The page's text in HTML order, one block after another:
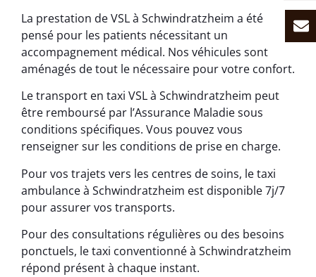
La prestation de VSL à Schwindratzheim a été
pensé pour les patients nécessitant un
accompagnement médical. Nos véhicules sont
aménagés de tout le nécessaire pour votre confort.
Le transport en taxi VSL à Schwindratzheim peut
être remboursé par l’Assurance Maladie sous
conditions spécifiques. Vous pouvez vous
renseigner sur les conditions de prise en charge.
Pour vos trajets vers les centres de soins, le taxi
ambulance à Schwindratzheim est disponible 7j/7
pour assurer vos transports.
Pour des consultations régulières ou des besoins
ponctuels, le taxi conventionné à Schwindratzheim
répond présent à chaque instant.